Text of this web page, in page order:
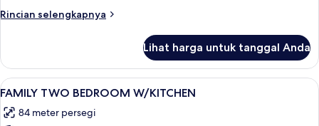
Rincian selengkapnya
Rincian
Kamar
Deluks,
pemandangan
sebagian
Lihat harga untuk tanggal Anda
Lihat
semua
foto
FAMILY TWO BEDROOM W/
13
FAMILY TWO BEDROOM W/KITCHEN
84 meter persegi